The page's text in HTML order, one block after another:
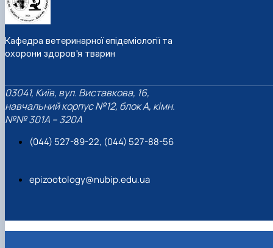
Кафедра ветеринарної епідеміології та
охорони здоров'я тварин
03041, Київ, вул. Виставкова, 16,
навчальний корпус №12, блок А, кімн.
№№ 301A – 320A
(044) 527-89-22, (044) 527-88-56
epizootology@nubip.edu.ua